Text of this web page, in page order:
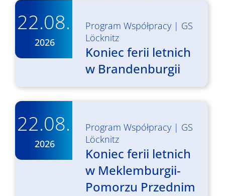
22.08.
2026
Program Współpracy| GS
Löcknitz
Koniec ferii letnich
w Brandenburgii
22.08.
2026
Program Współpracy| GS
Löcknitz
Koniec ferii letnich
w Meklemburgii-
Pomorzu Przednim